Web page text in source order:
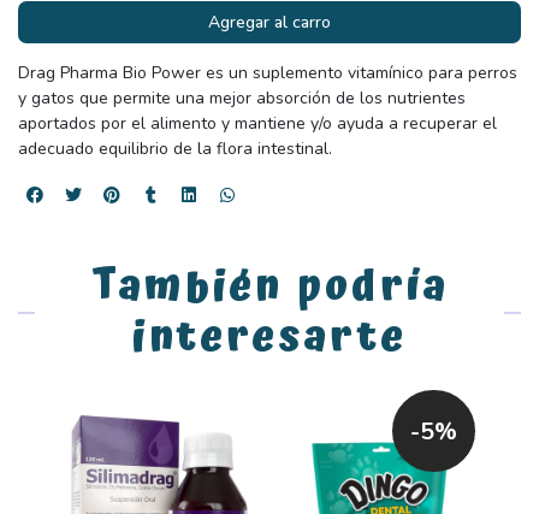
Agregar al carro
Drag Pharma Bio Power es un suplemento vitamínico para perros
y gatos que permite una mejor absorción de los nutrientes
aportados por el alimento y mantiene y/o ayuda a recuperar el
adecuado equilibrio de la flora intestinal.
También podría
interesarte
-5%